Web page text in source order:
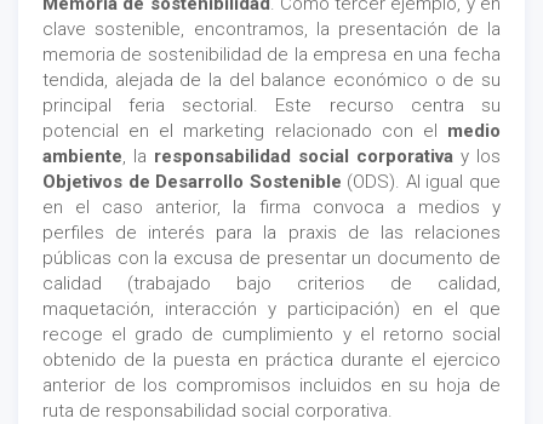
clave sostenible, encontramos, la presentación de la
memoria de sostenibilidad de la empresa en una fecha
tendida, alejada de la del balance económico o de su
principal feria sectorial. Este recurso centra su
potencial en el marketing relacionado con el medio
ambiente, la responsabilidad social corporativay los
Objetivos de Desarrollo Sostenible (ODS). Al igual que
en el caso anterior, la firma convoca a medios y
perfiles de interés para la praxis de las relaciones
públicas con la excusa de presentar un documento de
calidad (trabajado bajo criterios de calidad,
maquetación, interacción y participación) en el que
recoge el grado de cumplimiento y el retorno social
obtenido de la puesta en práctica durante el ejercico
anterior de los compromisos incluidos en su hoja de
ruta de responsabilidad social corporativa.